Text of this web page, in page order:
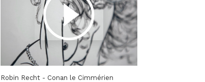
Robin Recht - Conan le Cimmérien